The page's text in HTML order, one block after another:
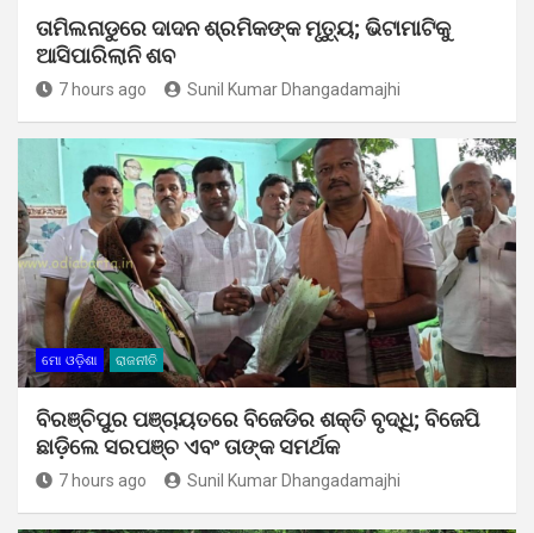
ତାମିଲନାଡୁରେ ଦାଦନ ଶ୍ରମିକଙ୍କ ମୃତ୍ୟୁ; ଭିଟାମାଟିକୁ
ଆସିପାରିଲାନି ଶବ
7 hours ago Sunil Kumar Dhangadamajhi
ମୋ ଓଡ଼ିଶା ରାଜନୀତି
ବିରଞ୍ଚିପୁର ପଞ୍ଚାୟତରେ ବିଜେଡିର ଶକ୍ତି ବୃଦ୍ଧି; ବିଜେପି
ଛାଡ଼ିଲେ ସରପଞ୍ଚ ଏବଂ ତାଙ୍କ ସମର୍ଥକ
7 hours ago Sunil Kumar Dhangadamajhi